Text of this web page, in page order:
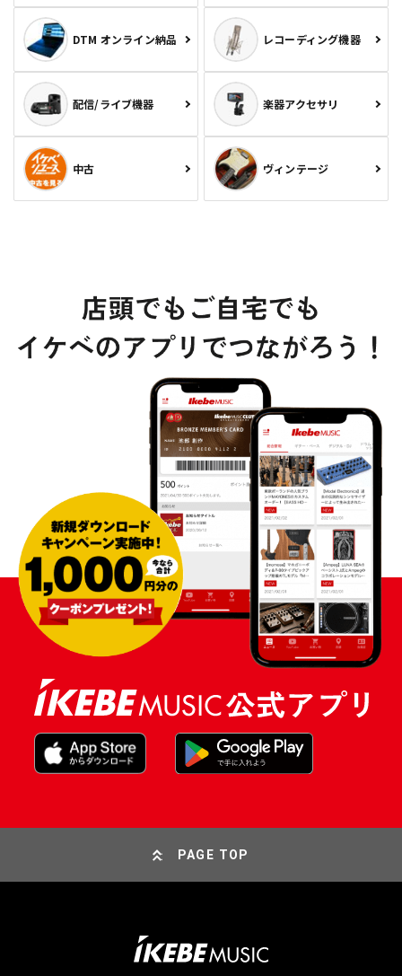
DTM オンライン納品 レコーディング機器
配信/ライブ機器 楽器アクセサリ
中古 ヴィンテージ
PAGE TOP